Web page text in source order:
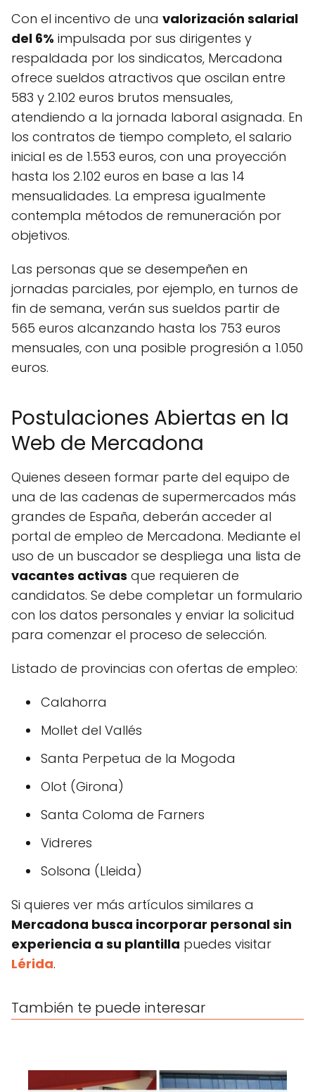
Con el incentivo de una valorización salarial
del 6% impulsada por sus dirigentes y
respaldada por los sindicatos, Mercadona
ofrece sueldos atractivos que oscilan entre
583 y 2.102 euros brutos mensuales,
atendiendo a la jornada laboral asignada. En
los contratos de tiempo completo, el salario
inicial es de 1.553 euros, con una proyección
hasta los 2.102 euros en base a las 14
mensualidades. La empresa igualmente
contempla métodos de remuneración por
objetivos.
Las personas que se desempeñen en
jornadas parciales, por ejemplo, en turnos de
fin de semana, verán sus sueldos partir de
565 euros alcanzando hasta los 753 euros
mensuales, con una posible progresión a 1.050
euros.
Postulaciones Abiertas en la
Web de Mercadona
Quienes deseen formar parte del equipo de
una de las cadenas de supermercados más
grandes de España, deberán acceder al
portal de empleo de Mercadona. Mediante el
uso de un buscador se despliega una lista de
vacantes activas que requieren de
candidatos. Se debe completar un formulario
con los datos personales y enviar la solicitud
para comenzar el proceso de selección.
Listado de provincias con ofertas de empleo:
Calahorra
Mollet del Vallés
Santa Perpetua de la Mogoda
Olot (Girona)
Santa Coloma de Farners
Vidreres
Solsona (Lleida)
Si quieres ver más artículos similares a
Mercadona busca incorporar personal sin
experiencia a su plantilla puedes visitar
Lérida.
También te puede interesar